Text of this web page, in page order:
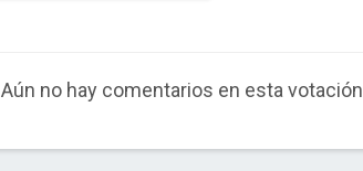
Aún no hay comentarios en esta votación